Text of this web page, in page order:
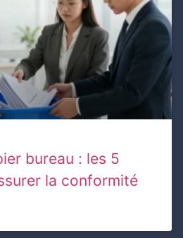
bureau : les 5
la conformité